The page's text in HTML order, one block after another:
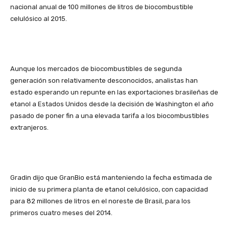
nacional anual de 100 millones de litros de biocombustible
celulósico al 2015.
Aunque los mercados de biocombustibles de segunda
generación son relativamente desconocidos, analistas han
estado esperando un repunte en las exportaciones brasileñas de
etanol a Estados Unidos desde la decisión de Washington el año
pasado de poner fin a una elevada tarifa a los biocombustibles
extranjeros.
Gradin dijo que GranBio está manteniendo la fecha estimada de
inicio de su primera planta de etanol celulósico, con capacidad
para 82 millones de litros en el noreste de Brasil, para los
primeros cuatro meses del 2014.